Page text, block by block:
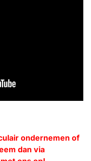
ondernemen of
dan via